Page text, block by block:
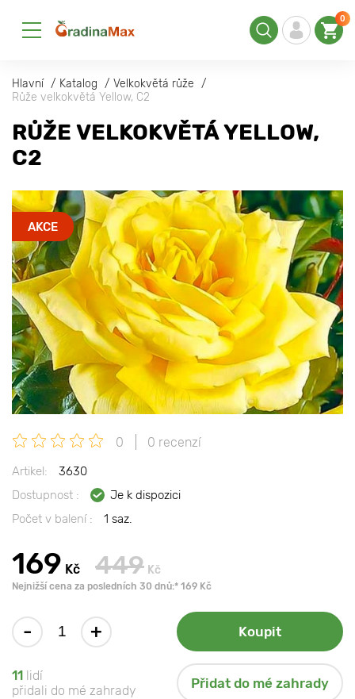
0
Hlavní Katalog
Velkokvětá růže
Růže velkokvětá Yellow, C2
RŮŽE VELKOKVĚTÁ YELLOW,
C2
AKCE
0 0 recenzí
Artikel:
3630
Dostupnost :
Je k dispozici
Počet v balení :
1 saz.
169 Kč 449 Kč
Nejnižší cena za posledních 30 dnů:* 169 Kč
- + Koupit
11 lidí
přidali do mé zahrady
Přidat do mé zahrady